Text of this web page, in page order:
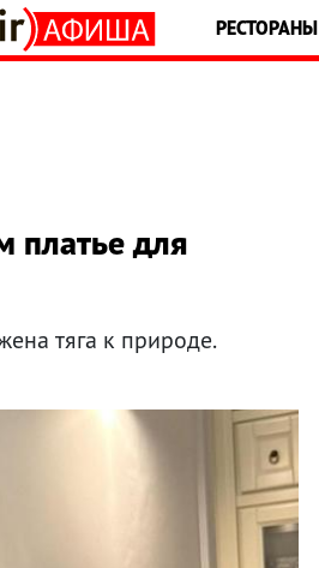
РЕСТОРАНЫ
платье для
тяга к природе.